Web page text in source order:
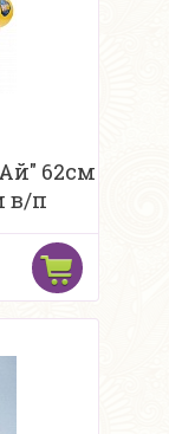
62см
в/п